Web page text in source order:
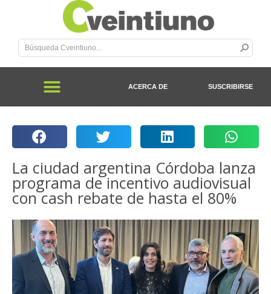
ACERCA DE SUSCRIBIRSE
La ciudad argentina Córdoba lanza
programa de incentivo audiovisual
con cash rebate de hasta el 80%